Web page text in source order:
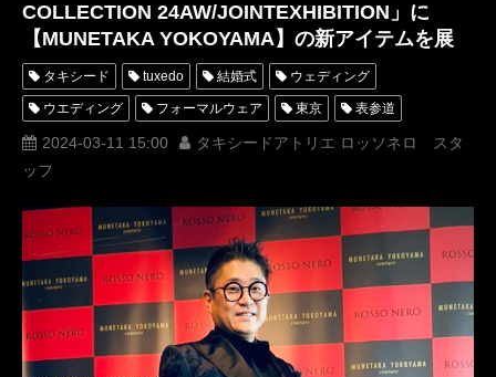
COLLECTION 24AW/JOINTEXHIBITION」に
【MUNETAKA YOKOYAMA】の新アイテムを展
示！タキシード tuxedo 結婚式 ウェディング
ウエディング フォーマルウェア 東京 表参道
スーツ オーダー レンタル オーダータキシード
レンタルタキシード
横山宗生 MUNETAKAYOKOYAMA 購入 展示会
タキシードデザイナー 名古屋 オーダータキシード東京
オーダータキシード名古屋 新郎衣装
レンタルタキシード東京 レンタルタキシード名古屋
渋谷 ROSSONERO タキシードオーダー東京
タキシードレンタル東京 タキシード靴 青山 神奈川
2024-03-11 15:00
タキシードアトリエ ロッソネロ スタ
ッフ